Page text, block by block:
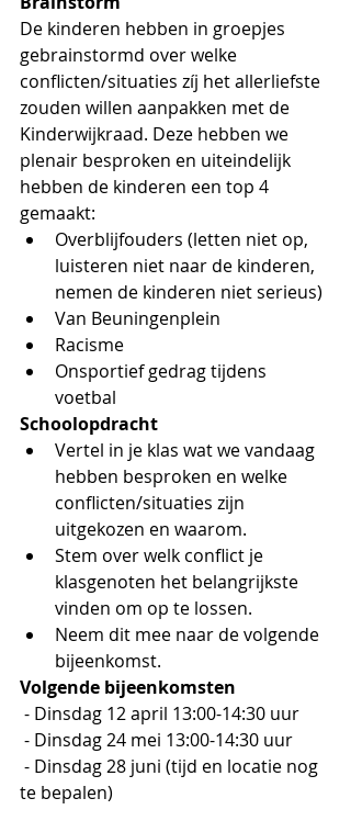
De kinderen hebben in groepjes
gebrainstormd over welke
conflicten/situaties zíj het allerliefste
zouden willen aanpakken met de
Kinderwijkraad. Deze hebben we
plenair besproken en uiteindelijk
hebben de kinderen een top 4
gemaakt:
Overblijfouders (letten niet op,
luisteren niet naar de kinderen,
nemen de kinderen niet serieus)
Van Beuningenplein
Racisme
Onsportief gedrag tijdens
voetbal
Schoolopdracht
Vertel in je klas wat we vandaag
hebben besproken en welke
conflicten/situaties zijn
uitgekozen en waarom.
Stem over welk conflict je
klasgenoten het belangrijkste
vinden om op te lossen.
Neem dit mee naar de volgende
bijeenkomst.
Volgende bijeenkomsten
- Dinsdag 12 april 13:00-14:30 uur
- Dinsdag 24 mei 13:00-14:30 uur
te bepalen)